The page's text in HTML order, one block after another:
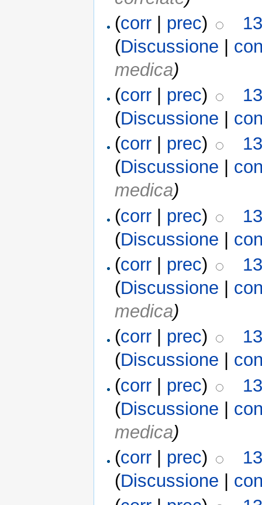
(corr prec)
(Discussione
medica)
(corr prec)
(Discussione
(corr prec)
(Discussione
medica)
(corr | prec)
(Discussione |
(corr prec)
(Discussione
medica)
(corr prec)
(Discussione
(corr | prec)
(Discussione |
medica)
(corr prec)
(Discussione